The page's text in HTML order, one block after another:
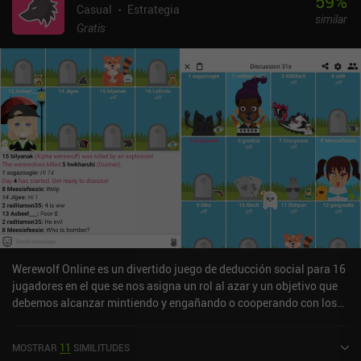
significa que no hay elementos de pago por ganar. El único
inconveniente importante es que algunos jugadores son bastante
cooperativos en línea.
Casual
Estrategia
Gratis
similar
Werewolf Online es un divertido juego de deducción social para 16
jugadores en el que se nos asigna un rol al azar y un objetivo que
debemos alcanzar mintiendo y engañando o cooperando con los
como aldeano u hombre lobo. El objetivo de los aldeanos es
MOSTRAR 11 SIMILITUDES